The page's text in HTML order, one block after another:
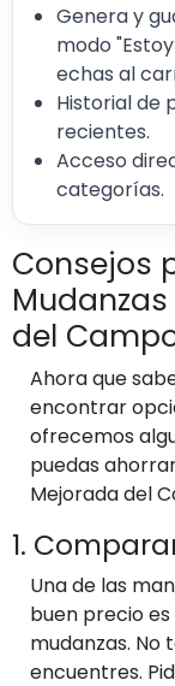
Genera y
modo
echas al
Historial de
recientes.
Acceso
categorías.
Consejos
del
Ahora que
encontrar
ofrecemos
puedas
Mejorada del
1.
Una de las
buen precio
mudanzas. No
encuentres.